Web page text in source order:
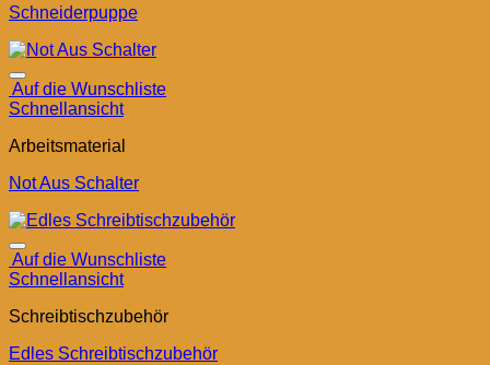
Schneiderpuppe
Auf die Wunschliste
Schnellansicht
Arbeitsmaterial
Not Aus Schalter
Auf die Wunschliste
Schnellansicht
Schreibtischzubehör
Edles Schreibtischzubehör